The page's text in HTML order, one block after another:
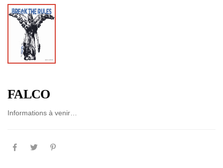
FALCO
Informations à venir…